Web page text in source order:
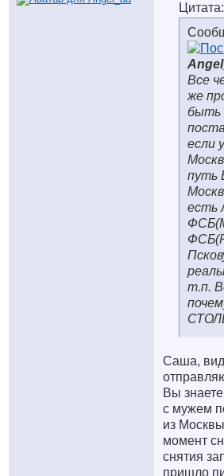
Цитата:
Все
же
быть
если
путь
есть
т.п.
Саша,
Вы
с мужем
из
момент
снятия
пришло